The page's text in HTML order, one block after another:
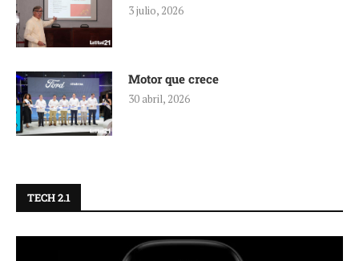
3 julio, 2026
Motor que crece
30 abril, 2026
TECH 2.1